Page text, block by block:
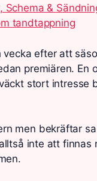
Schema &
tandtappning
efter att
premiären. En
stort intresse
men bekräftar
inte att finnas